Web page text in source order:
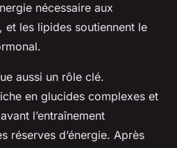
nécessaire aux
et les lipides soutiennent le
aussi un rôle clé.
en glucides complexes et
l’entraînement
réserves d’énergie. Après